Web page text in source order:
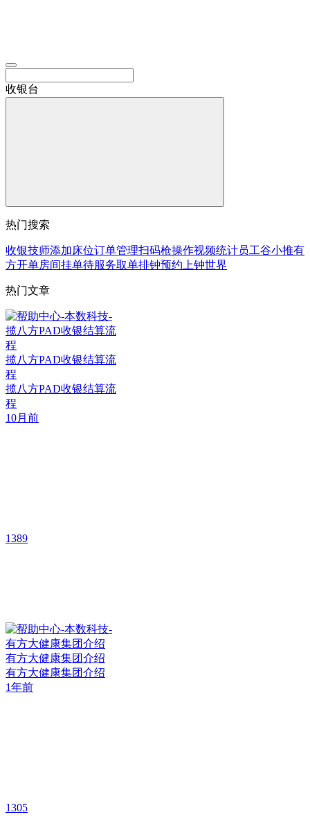
收银台
热门搜索
收银技师添加床位订单管理扫码枪操作视频统计员工谷小推有
方开单房间挂单待服务取单排钟预约 上钟世界
热门文章
揽八方PAD收银结算流
程
揽八方PAD收银结算流
程
10月前
1389
有方大健康集团介绍
有方大健康集团介绍
1年前
1305